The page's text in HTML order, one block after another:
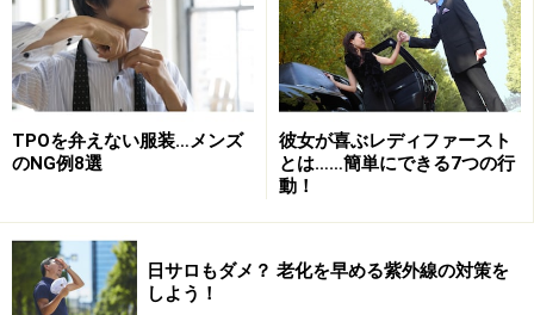
Photo：石井幸久
TPOを弁えない服装…メンズ
のNG例8選
彼女が喜ぶレディファースト
とは……簡単にできる7つの行
動！
日サロもダメ？ 老化を早める紫外線の対策を
しよう！